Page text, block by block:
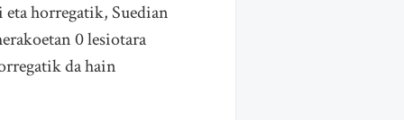
horregatik, Suedian
0 lesiotara
da hain